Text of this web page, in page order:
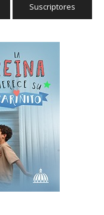
Suscriptores